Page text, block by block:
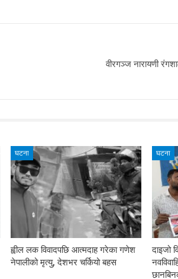
वीरगञ्ज नारायणी
घटना
ह्वील लक विवादपछि आत्मदाह गरेका गणेश
नेपालीको मृत्यु, देशभर चर्कियो बहस
घटना
दाइजो